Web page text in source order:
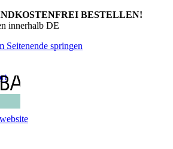
BESTELLEN!
innerhalb DE
Seitenende springen